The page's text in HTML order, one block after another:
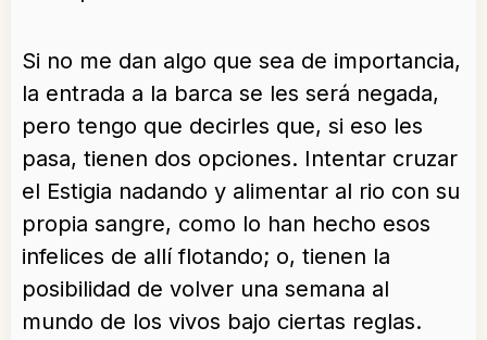
Si no me dan algo que sea de importancia,
la entrada a la barca se les será negada,
pero tengo que decirles que, si eso les
pasa, tienen dos opciones. Intentar cruzar
el Estigia nadando y alimentar al rio con su
propia sangre, como lo han hecho esos
infelices de allí flotando; o, tienen la
posibilidad de volver una semana al
mundo de los vivos bajo ciertas reglas.